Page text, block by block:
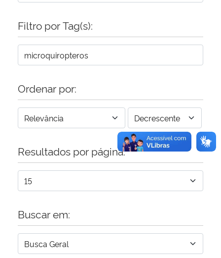
Ministério da Mulher, da Família e dos Direitos Humanos
Secretaria-Geral
Secretaria de Governo
Gabinete de Segurança Institucional
Advocacia-Geral da União
Planalto
Filtro por Tag(s):
Ordenar por:
Resultados por página:
Buscar em: